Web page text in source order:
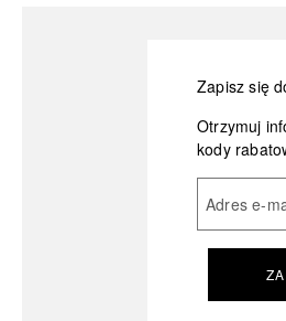
Zapisz się
Otrzymuj
kody
Adres e-